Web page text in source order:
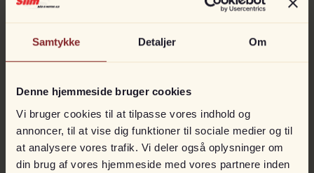
Samtykke Detaljer Om
Denne hjemmeside bruger cookies
Vi bruger cookies til at tilpasse vores indhold og
annoncer, til at vise dig funktioner til sociale medier og til
at analysere vores trafik. Vi deler også oplysninger om
din brug af vores hjemmeside med vores partnere inden